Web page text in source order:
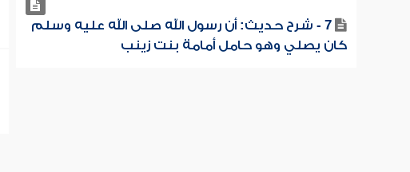
7 - شرح حديث: أن رسول الله صلى الله عليه وسلم
كان يصلي وهو حامل أمامة بنت زينب